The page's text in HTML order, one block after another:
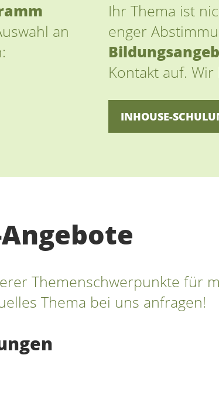
an
Ihr Thema ist
enger
Kontakt auf.
INHOUSE-
Themenschwerpunkte für
Thema bei uns anfragen!